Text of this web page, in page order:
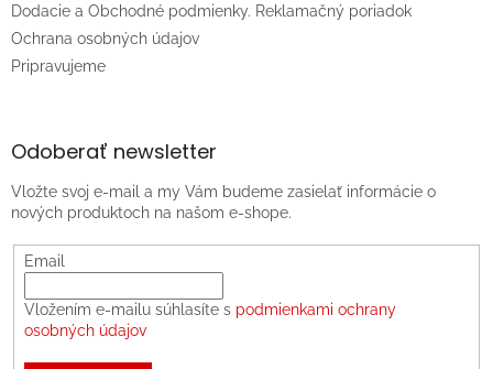
Dodacie a Obchodné podmienky. Reklamačný poriadok
Ochrana osobných údajov
Pripravujeme
Odoberať newsletter
Vložte svoj e-mail a my Vám budeme zasielať informácie o
nových produktoch na našom e-shope.
Email
Vložením e-mailu súhlasíte s podmienkami ochrany
osobných údajov